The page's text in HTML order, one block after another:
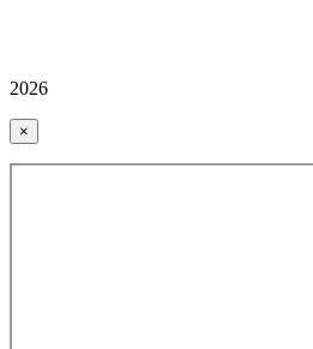
2026
×